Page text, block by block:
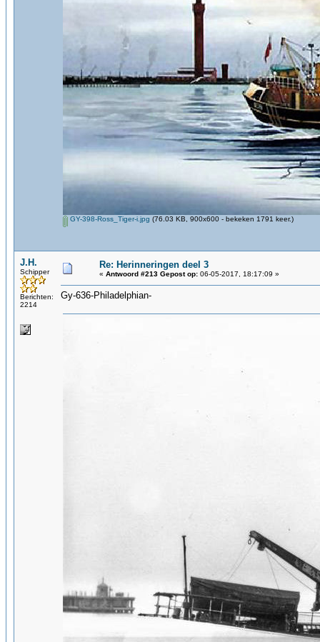
GY-398-Ross_Tiger-i.jpg (76.03 KB, 900x600 - bekeken 1791 keer.)
J.H.
Schipper
Berichten:
2214
Re: Herinneringen deel 3
« Antwoord #213 Gepost op: 06-05-2017, 18:17:09 »
Gy-636-Philadelphian-